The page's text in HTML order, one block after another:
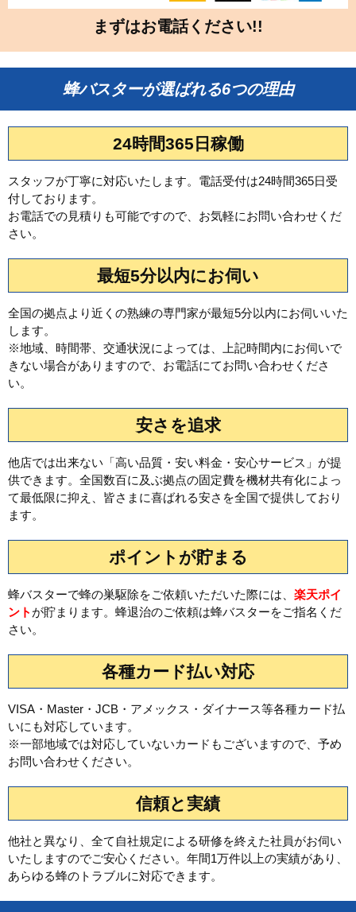
まずはお電話ください!!
蜂バスターが選ばれる6つの理由
24時間365日稼働
スタッフが丁寧に対応いたします。電話受付は24時間365日受
付しております。
お電話での見積りも可能ですので、お気軽にお問い合わせくだ
さい。
最短5分以内にお伺い
全国の拠点より近くの熟練の専門家が最短5分以内にお伺いいた
します。
※地域、時間帯、交通状況によっては、上記時間内にお伺いで
きない場合がありますので、お電話にてお問い合わせくださ
い。
安さを追求
他店では出来ない「高い品質・安い料金・安心サービス」が提
供できます。全国数百に及ぶ拠点の固定費を機材共有化によっ
て最低限に抑え、皆さまに喜ばれる安さを全国で提供しており
ます。
ポイントが貯まる
蜂バスターで蜂の巣駆除をご依頼いただいた際には、 楽天ポイ
ント が貯まります。蜂退治のご依頼は蜂バスターをご指名くだ
さい。
各種カード払い対応
VISA・Master・JCB・アメックス・ダイナース等各種カード払
いにも対応しています。
※一部地域では対応していないカードもございますので、予め
お問い合わせください。
信頼と実績
他社と異なり、全て自社規定による研修を終えた社員がお伺い
いたしますのでご安心ください。年間1万件以上の実績があり、
あらゆる蜂のトラブルに対応できます。